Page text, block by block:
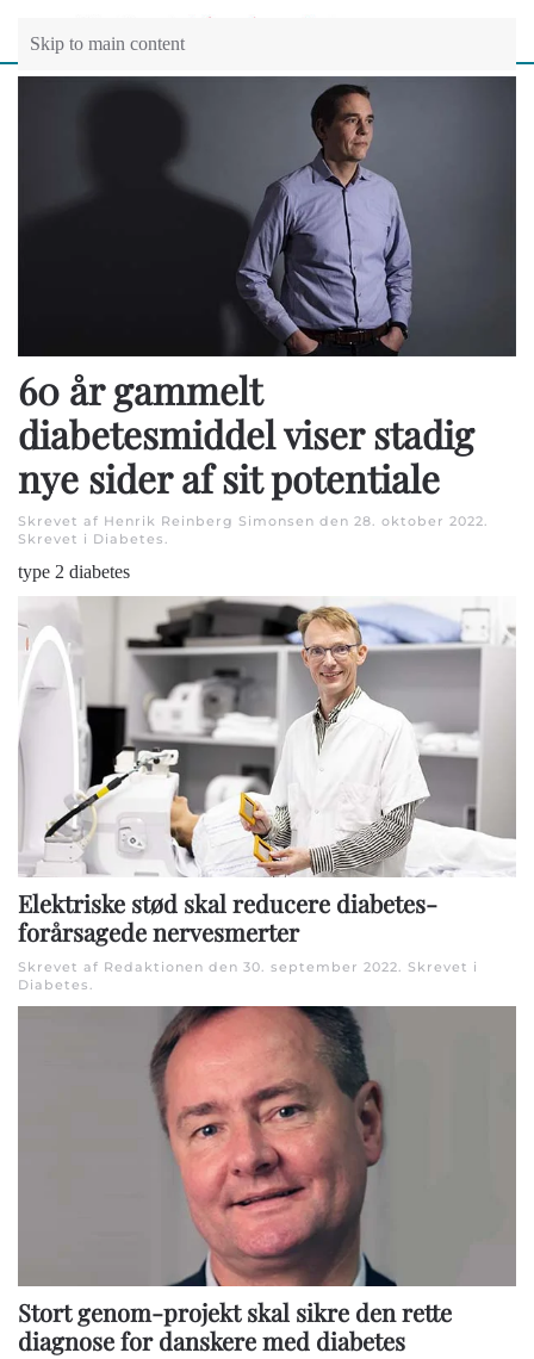
Skip to main content
60 år gammelt
diabetesmiddel viser stadig
nye sider af sit potentiale
Skrevet af Henrik Reinberg Simonsen den 28. oktober 2022.
Skrevet i Diabetes.
type 2 diabetes
Elektriske stød skal reducere diabetes-
forårsagede nervesmerter
Skrevet af Redaktionen den 30. september 2022. Skrevet i
Diabetes.
Stort genom-projekt skal sikre den rette
diagnose for danskere med diabetes